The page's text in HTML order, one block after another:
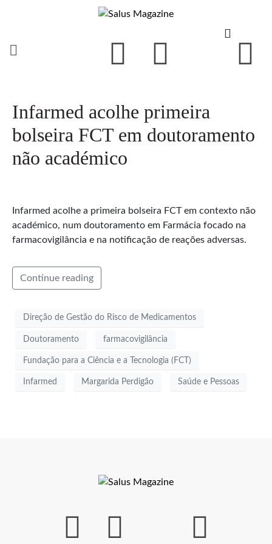
Infarmed acolhe primeira
bolseira FCT em doutoramento
não académico
Infarmed acolhe a primeira bolseira FCT em contexto não
académico, num doutoramento em Farmácia focado na
farmacovigilância e na notificação de reações adversas.
Continue reading
Direção de Gestão do Risco de Medicamentos
Doutoramento farmacovigilância
Fundação para a Ciência e a Tecnologia (FCT)
Infarmed Margarida Perdigão Saúde e Pessoas